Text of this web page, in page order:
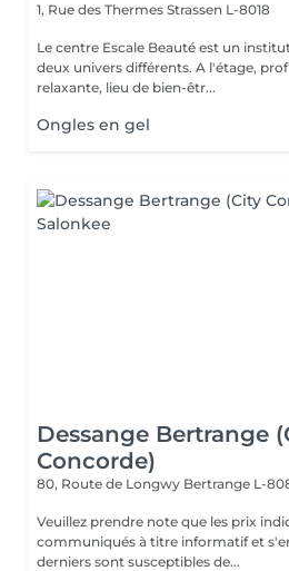
1, Rue des Thermes Strassen L-8018
Le centre Escale Beauté est un
deux univers différents. A l'étage, profitez d'une atmosphère
relaxante, lieu de bien-êtr...
Ongles en gel
Dessange Bertrange
Concorde)
80, Route de Longwy Bertrange L-
Veuillez prendre note que les prix
communiqués à titre informatif et
derniers sont susceptibles de...